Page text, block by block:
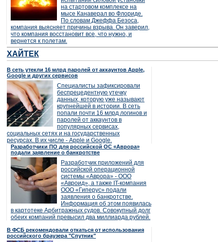
на стартовом комплексе на
мысе Канаверал во Флориде.
По словам Джеффа Безоса,
компания выясняет причины взрыва. Он заверил,
что компания восстановит все, что нужно, и
вернется к полетам.
ХАЙТЕК
В сеть утекли 16 млрд паролей от аккаунтов Apple,
Google и других сервисов
Специалисты зафиксировали
беспрецедентную утечку
данных, которую уже называют
крупнейшей в истории. В сеть
попали почти 16 млрд логинов и
паролей от аккаунтов в
популярных сервисах,
социальных сетях и на государственных
ресурсах. В их числе - Apple и Google.
Разработчики ПО для российской ОС «Аврора»
подали заявление о банкротстве
Разработчик приложений для
российской операционной
системы «Аврора» - ООО
«Авроид», а также IT-компания
ООО «Гиперус» подали
заявления о банкротстве.
Информация об этом появилась
в картотеке Арбитражных судов. Совокупный долг
обеих компаний превысил два миллиарда рублей.
В ФСБ рекомендовали откаться от использования
российского браузера "Спутник"